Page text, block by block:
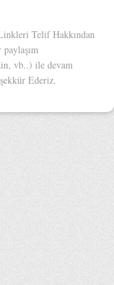
Telif Hakkından
paylaşım
vb..) ile devam
Ederiz.